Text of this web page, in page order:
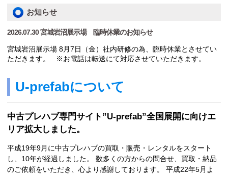
お知らせ
2026.07.30 宮城岩沼展示場 臨時休業のお知らせ
宮城岩沼展示場 8月7日（金）社内研修の為、臨時休業とさせてい
ただきます。 ※お電話は転送にて対応させていただきます。
U-prefabについて
中古プレハブ専門サイト”U-prefab”全国展開に向けエ
リア拡大しました。
平成19年9月に中古プレハブの買取・販売・レンタルをスタート
し、10年が経過しました。 数多くの方からの問合せ、買取・納品
のご依頼をいただき、心より感謝しております。 平成22年5月よ